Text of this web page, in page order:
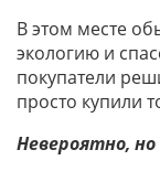
В этом месте
экологию и
покупатели
просто купили
Невероятно,